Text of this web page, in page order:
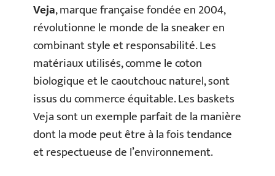
Veja, marque française fondée en 2004,
révolutionne le monde de la sneaker en
combinant style et responsabilité. Les
matériaux utilisés, comme le coton
biologique et le caoutchouc naturel, sont
issus du commerce équitable. Les baskets
Veja sont un exemple parfait de la manière
dont la mode peut être à la fois tendance
et respectueuse de l’environnement.